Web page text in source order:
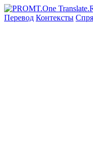
Перевод Контексты